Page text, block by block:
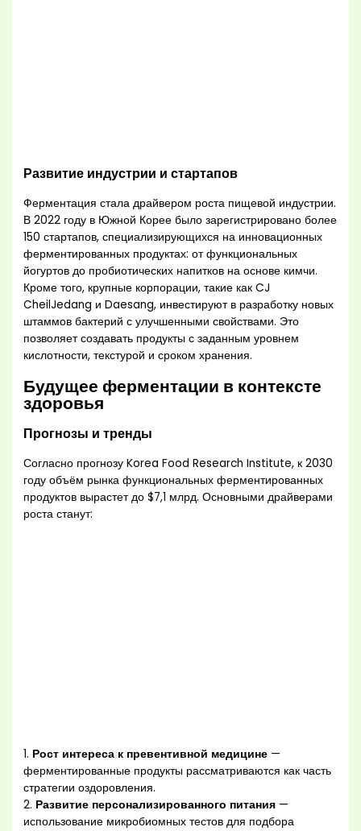
Развитие индустрии и стартапов
Ферментация стала драйвером роста пищевой индустрии.
В 2022 году в Южной Корее было зарегистрировано более
150 стартапов, специализирующихся на инновационных
ферментированных продуктах: от функциональных
йогуртов до пробиотических напитков на основе кимчи.
Кроме того, крупные корпорации, такие как CJ
CheilJedang и Daesang, инвестируют в разработку новых
штаммов бактерий с улучшенными свойствами. Это
позволяет создавать продукты с заданным уровнем
кислотности, текстурой и сроком хранения.
Будущее ферментации в контексте
здоровья
Прогнозы и тренды
Согласно прогнозу Korea Food Research Institute, к 2030
году объём рынка функциональных ферментированных
продуктов вырастет до $7,1 млрд. Основными драйверами
роста станут:
1. Рост интереса к превентивной медицине —
ферментированные продукты рассматриваются как часть
стратегии оздоровления.
2. Развитие персонализированного питания —
использование микробиомных тестов для подбора